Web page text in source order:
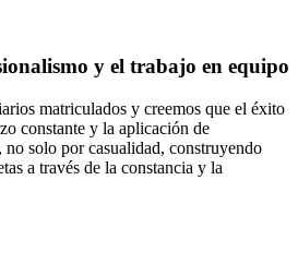
y el trabajo en equipo
matriculados y creemos que el éxito
constante y la aplicación de
no solo por casualidad, construyendo
a través de la constancia y la